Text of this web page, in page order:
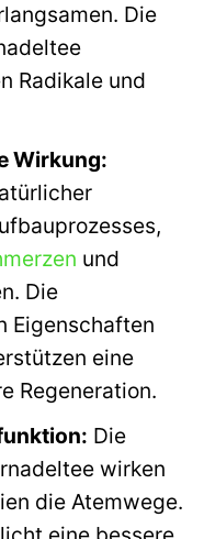
Die
Radikale und
Wirkung:
und
Die
Eigenschaften
eine
Regeneration.
Die
wirken
die Atemwege.